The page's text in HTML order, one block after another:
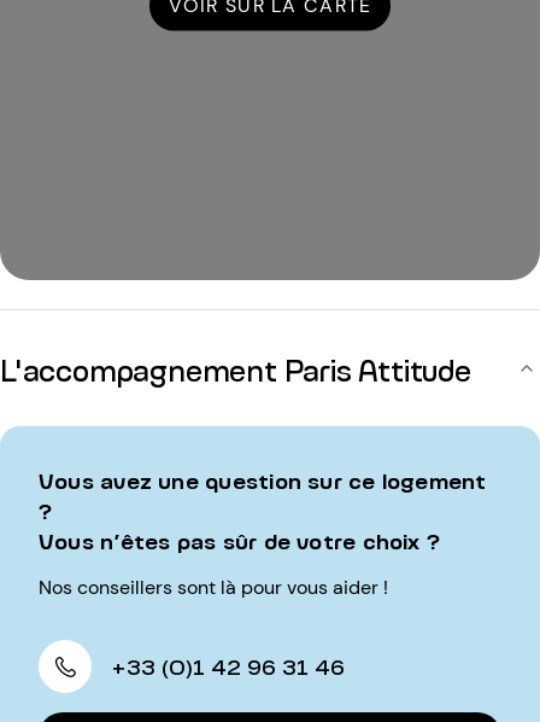
VOIR SUR LA CARTE
L'accompagnement Paris Attitude
Vous avez une question sur ce logement
?
Vous n’êtes pas sûr de votre choix ?
Nos conseillers sont là pour vous aider !
+33 (0)1 42 96 31 46